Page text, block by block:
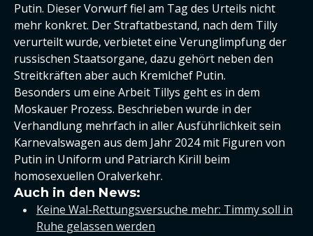
Putin. Dieser Vorwurf fiel am Tag des Urteils nicht
mehr konkret. Der Straftatbestand, nach dem Tilly
verurteilt wurde, verbietet eine Verunglimpfung der
russischen Staatsorgane, dazu gehört neben den
Streitkräften aber auch Kremlchef Putin.
Besonders um eine Arbeit Tillys geht es in dem
Moskauer Prozess. Beschrieben wurde in der
Verhandlung mehrfach in aller Ausführlichkeit sein
Karnevalswagen aus dem Jahr 2024 mit Figuren von
Putin in Uniform und Patriarch Kirill beim
homosexuellen Oralverkehr.
Auch in den News:
Keine Wal-Rettungsversuche mehr: Timmy soll in
Ruhe gelassen werden